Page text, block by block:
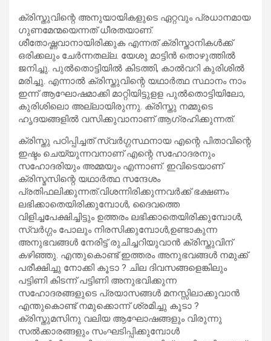
ക്രിസ്തുവിന്റെ അനുയായികളുടെ ഏറ്റവും പ്രധാനമായ
ഗുണമേന്മയെന്നത് ധീരതയാണ്.
ശീതോഷ്ണവാനായിരിക്കുക എന്നത് ക്രിസ്താനികള്‍ക്ക്
ഒരിക്കലും ചേര്‍ന്നതല്ല. യേശു മാട്ടിന്‍ തൊഴുത്തില്‍
ജനിച്ചു. പുല്‍തൊട്ടിയില്‍ കിടത്തി, കാല്‍വറി കുരിശില്‍
മരിച്ചു. എന്നാല്‍ ക്രിസ്തുവിന്റെ യഥാര്‍ത്ഥ സ്ഥാനം നാം
ഇന്ന് ആഘോഷമാക്കി മാറ്റിയിട്ടുളള പുല്‍തൊട്ടിയിലോ,
കുരിശിലൊ അല്ലായിരുന്നു. ക്രിസ്തു നമ്മുടെ
ഹൃദയങ്ങളില്‍ വസിക്കുവാനാണ് ആഗ്രഹിക്കുന്നത്.
ക്രിസ്തു പഠിപ്പിച്ചത് സ്വര്‍ഗ്ഗസ്ഥനായ എന്റെ പിതാവിന്റെ
ഇഷ്ടം ചെയ്യുന്നവനാണ് എന്റെ സഹോദരനും
സഹോദരിയും അമ്മയും എന്നാണ്. ഇവിടെയാണ്
ക്രിസ്മസിന്റെ യഥാര്‍ത്ഥ സന്ദേശം
പ്രതിഫലിക്കുന്നത്.വിശന്നിരിക്കുന്നവര്‍ക്ക് ഭക്ഷണം
ലഭിക്കാതെയിരിക്കുമ്പോള്‍, ദൈവത്തെ
വിളിച്ചപേക്ഷിച്ചിട്ടും ഉത്തരം ലഭിക്കാതെയിരിക്കുമ്പോള്‍,
സ്വര്‍ഗ്ഗം പോലും നിരസിക്കുമ്പോള്‍,ഉണ്ടാകുന്ന
അനുഭവങ്ങള്‍ നേരിട്ട് രുചിച്ചറിയുവാന്‍ ക്രിസ്തുവിന്
കഴിഞ്ഞു. എന്തുകൊണ്ട് ഇത്തരം അനുഭവങ്ങള്‍ നമുക്ക്
പരീക്ഷിച്ചു നോക്കി കൂടാ ? ചില ദിവസങ്ങളെങ്കിലും
പട്ടിണി കിടന്ന് പട്ടിണി അനുഭവിക്കുന്ന
സഹോദരങ്ങളുടെ പ്രയാസങ്ങള്‍ മനസ്സിലാക്കുവാന്‍
എന്തുകൊണ്ട് നമുക്കൊന്ന് ശ്രമിച്ചു കൂടാ ?
ക്രിസ്തുമസിനു വലിയ ആഘോഷങ്ങളും വിരുന്നു
സല്‍ക്കാരങ്ങളും സംഘടിപ്പിക്കുമ്പോള്‍